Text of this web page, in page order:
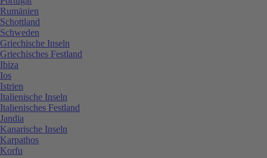
Rumänien
Schottland
Schweden
Griechische Inseln
Griechisches Festland
Ibiza
Ios
Istrien
Italienische Inseln
Italienisches Festland
Jandia
Kanarische Inseln
Karpathos
Korfu